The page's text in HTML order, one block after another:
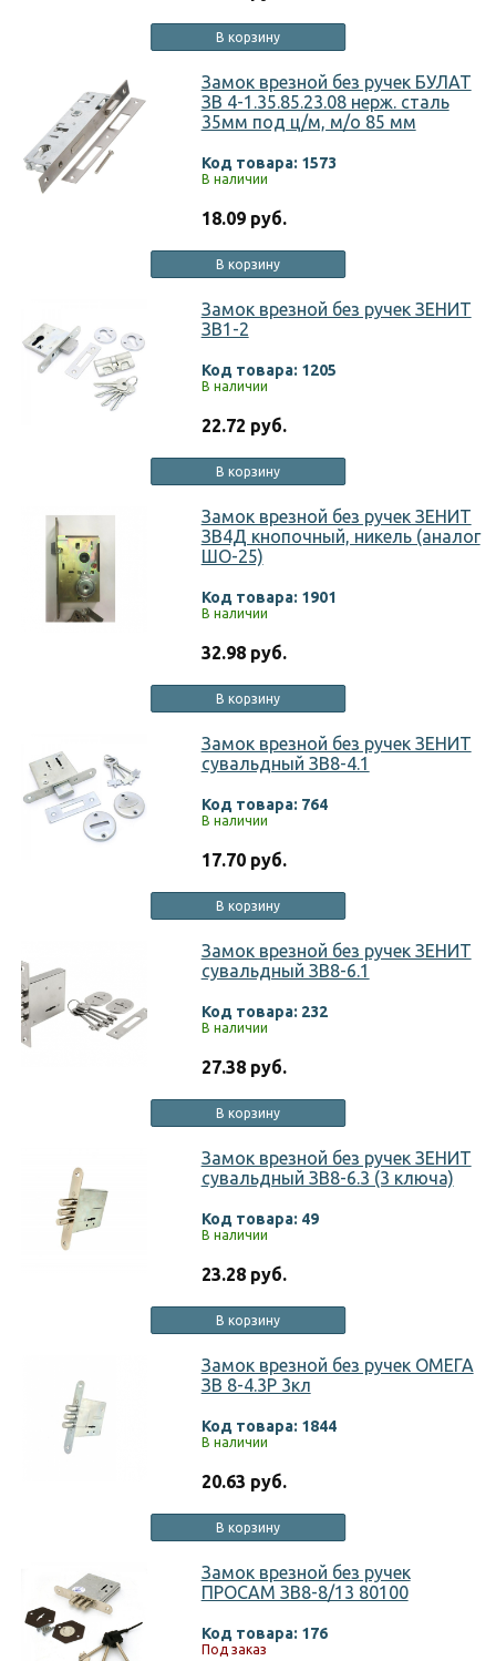
В корзину
Замок врезной без ручек БУЛАТ
ЗВ 4-1.35.85.23.08 нерж. сталь
35мм под ц/м, м/о 85 мм
Код товара: 1573
В наличии
18.09 руб.
В корзину
Замок врезной без ручек ЗЕНИТ
ЗВ1-2
Код товара: 1205
В наличии
22.72 руб.
В корзину
Замок врезной без ручек ЗЕНИТ
ЗВ4Д кнопочный, никель (аналог
ШО-25)
Код товара: 1901
В наличии
32.98 руб.
В корзину
Замок врезной без ручек ЗЕНИТ
сувальдный ЗВ8-4.1
Код товара: 764
В наличии
17.70 руб.
В корзину
Замок врезной без ручек ЗЕНИТ
сувальдный ЗВ8-6.1
Код товара: 232
В наличии
27.38 руб.
В корзину
Замок врезной без ручек ЗЕНИТ
сувальдный ЗВ8-6.3 (3 ключа)
Код товара: 49
В наличии
23.28 руб.
В корзину
Замок врезной без ручек ОМЕГА
ЗВ 8-4.3Р 3кл
Код товара: 1844
В наличии
20.63 руб.
В корзину
Замок врезной без ручек
ПРОСАМ ЗВ8-8/13 80100
Код товара: 176
Под заказ